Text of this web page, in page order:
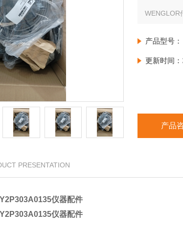
WENGLOR
产品型号：
更新时间：
产品
PRESENTATION
仪器配件
仪器配件